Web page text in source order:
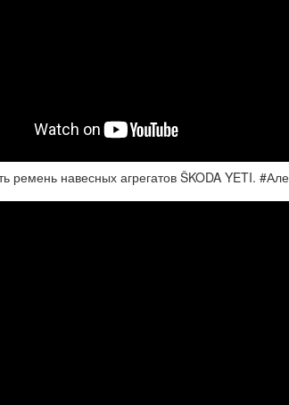
ремень навесных агрегатов ŠKODA YETI.